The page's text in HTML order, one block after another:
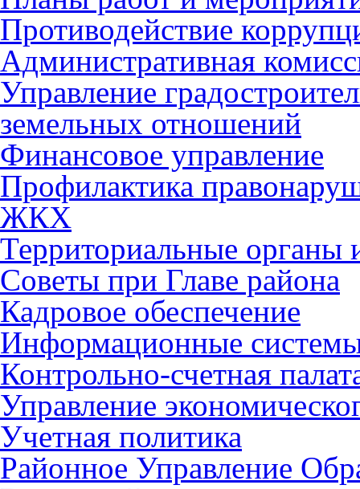
Противодействие
Административная
Управление
земельных отношений
Финансовое управление
Профилактика
ЖКХ
Территориальные органы
Советы при Главе района
Кадровое обеспечение
Информационные
Контрольно-счетная
Управление
Учетная политика
Районное Управление